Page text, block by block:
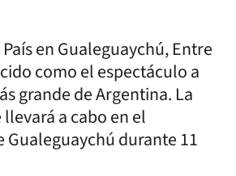
en Gualeguaychú, Entre
como el espectáculo a
grande de Argentina. La
a cabo en el
Gualeguaychú durante 11